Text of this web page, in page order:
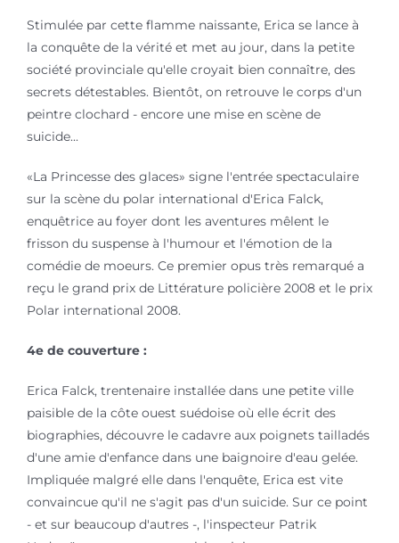
Stimulée par cette flamme naissante, Erica se lance à
la conquête de la vérité et met au jour, dans la petite
société provinciale qu'elle croyait bien connaître, des
secrets détestables. Bientôt, on retrouve le corps d'un
peintre clochard - encore une mise en scène de
suicide...
«La Princesse des glaces» signe l'entrée spectaculaire
sur la scène du polar international d'Erica Falck,
enquêtrice au foyer dont les aventures mêlent le
frisson du suspense à l'humour et l'émotion de la
comédie de moeurs. Ce premier opus très remarqué a
reçu le grand prix de Littérature policière 2008 et le prix
Polar international 2008.
4e de couverture :
Erica Falck, trentenaire installée dans une petite ville
paisible de la côte ouest suédoise où elle écrit des
biographies, découvre le cadavre aux poignets tailladés
d'une amie d'enfance dans une baignoire d'eau gelée.
Impliquée malgré elle dans l'enquête, Erica est vite
convaincue qu'il ne s'agit pas d'un suicide. Sur ce point
- et sur beaucoup d'autres -, l'inspecteur Patrik